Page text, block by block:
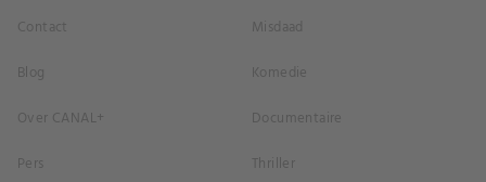
Contact
Blog
Over CANAL+
Pers
Misdaad
Komedie
Documentaire
Thriller